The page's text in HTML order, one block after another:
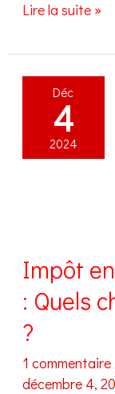
Imposition
dividendes
en
Suisse
France:
Lire la suite »
Déc
4
2024
Impôt
: Quels
?
1 commentaire
décembre 4,